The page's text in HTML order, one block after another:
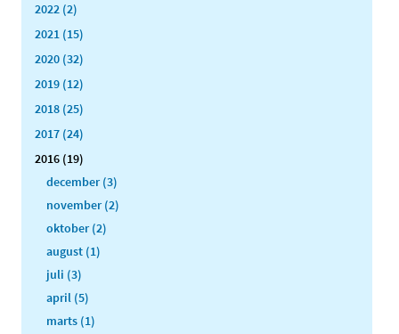
2022 (2)
2021 (15)
2020 (32)
2019 (12)
2018 (25)
2017 (24)
2016 (19)
december (3)
november (2)
oktober (2)
august (1)
juli (3)
april (5)
marts (1)